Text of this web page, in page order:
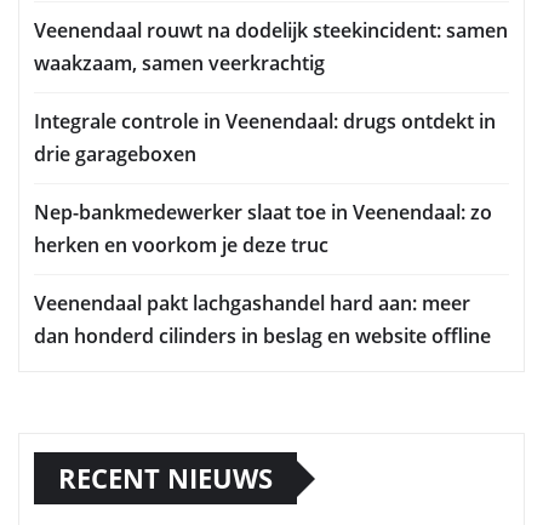
Veenendaal rouwt na dodelijk steekincident: samen
waakzaam, samen veerkrachtig
Integrale controle in Veenendaal: drugs ontdekt in
drie garageboxen
Nep-bankmedewerker slaat toe in Veenendaal: zo
herken en voorkom je deze truc
Veenendaal pakt lachgashandel hard aan: meer
dan honderd cilinders in beslag en website offline
RECENT NIEUWS